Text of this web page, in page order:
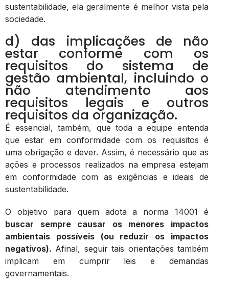
sustentabilidade, ela geralmente é melhor vista pela
sociedade.
d) das implicações de não
estar conforme com os
requisitos do sistema de
gestão ambiental, incluindo o
não atendimento aos
requisitos legais e outros
requisitos da organização.
É essencial, também, que toda a equipe entenda
que estar em conformidade com os requisitos é
uma obrigação e dever. Assim, é necessário que as
ações e processos realizados na empresa estejam
em conformidade com as exigências e ideais de
sustentabilidade.
O objetivo para quem adota a norma 14001 é
buscar sempre causar os menores impactos
ambientais possíveis (ou reduzir os impactos
negativos). Afinal, seguir tais orientações também
implicam em cumprir leis e demandas
governamentais.